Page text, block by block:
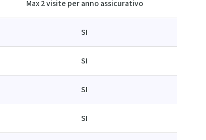
Max 2 visite per anno assicurativo
SI
SI
SI
SI